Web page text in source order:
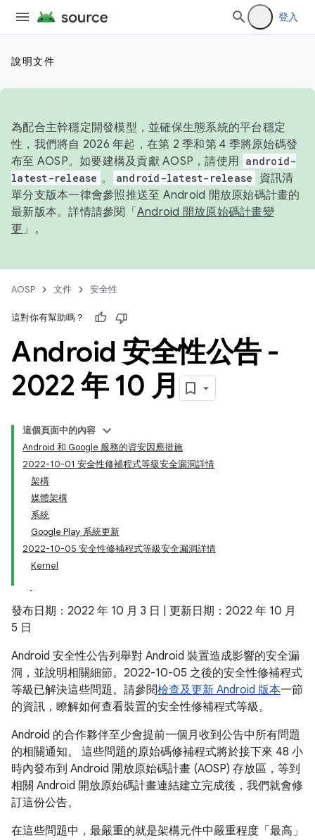
登入
說明文件
為配合主幹穩定開發模型，並確保生態系統的平台穩定
性，我們將自 2026 年起，在第 2 季和第 4 季將原始碼發
布至 AOSP。如要建構及貢獻 AOSP，請使用 android-
latest-release 。 android-latest-release
資訊清
單分支版本一律會參照推送至 Android 開放原始碼計畫的
最新版本。詳情請參閱「 Android 開放原始碼計畫變
更 」。
AOSP 文件 安全性
這對你有幫助嗎？
Android 安全性公告 -
2022 年 10 月
這個頁面中的內容
Android 和 Google 服務的資安因應措施
2022-10-01 安全性修補程式等級安全漏洞詳情
架構
媒體架構
系統
Google Play 系統更新
2022-10-05 安全性修補程式等級安全漏洞詳情
Kernel
發布日期：2022 年 10 月 3 日 | 更新日期：2022 年 10 月
5 日
Android 安全性公告列舉對 Android 裝置造成影響的安全漏
洞，並說明相關細節。2022-10-05 之後的安全性修補程式
等級已解決這些問題。請參閱檢查及更新 Android 版本一節
的資訊，瞭解如何查看裝置的安全性修補程式等級。
Android 的合作夥伴至少會提前一個月收到公告中所有問題
的相關通知。 這些問題的原始碼修補程式將於接下來 48 小
時內發布到 Android 開放原始碼計畫 (AOSP) 存放區，等到
相關 Android 開放原始碼計畫連結建立完成後，我們就會修
訂這份公告。
在這些問題中，最嚴重的就是架構元件中嚴重程度「最高」